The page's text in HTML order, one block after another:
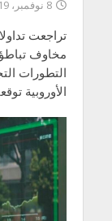
8 نوفمبر، 2019
مخاوف
التطورات
الأوروبية